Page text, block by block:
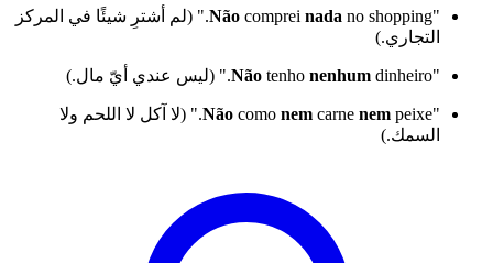
"
Não comprei nada
no shopping." (لم أشترِ شيئًا في المركز
التجاري.)
"
Não tenho nenhum dinheiro." (ليس عندي أيّ مال.)
"
Não como nem carne nem
peixe." (لا آكل لا اللحم ولا
السمك.)